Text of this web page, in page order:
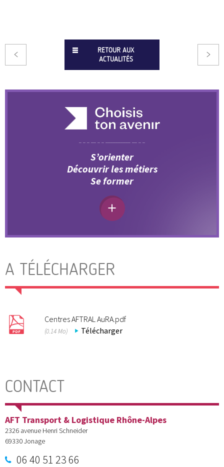
RETOUR AUX
ACTUALITÉS
S’orienter
Découvrir les métiers
Se former
A TÉLÉCHARGER
Centres AFTRAL AuRA.pdf
(0.14 Mo) Télécharger
CONTACT
AFT Transport & Logistique Rhône-Alpes
2326 avenue Henri Schneider
69330Jonage
06 40 51 23 66